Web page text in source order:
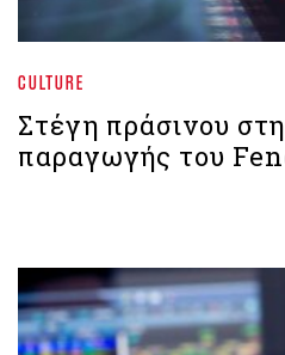
CULTURE
Στέγη πράσινου
παραγωγής του